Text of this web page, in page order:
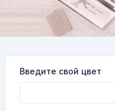
Введите свой цвет